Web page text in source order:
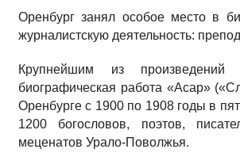
Оренбург занял особое место в
журналистскую деятельность:
Крупнейшим из произведений
биографическая работа «Асар»
Оренбурге с 1900 по 1908 годы в
1200 богословов, поэтов,
меценатов Урало-Поволжья.